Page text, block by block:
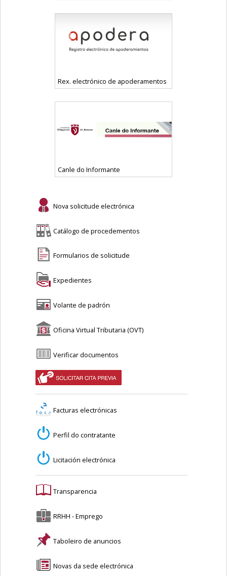
Rex. electrónico de apoderamentos
Canle do Informante
Nova solicitude electrónica
Catálogo de procedementos
Formularios de solicitude
Expedientes
Volante de padrón
Oficina Virtual Tributaria (OVT)
Verificar documentos
Facturas electrónicas
Perfil do contratante
Licitación electrónica
Transparencia
RRHH - Emprego
Taboleiro de anuncios
Novas da sede electrónica